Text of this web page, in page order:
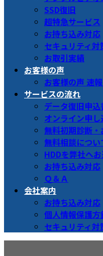
SSD復旧
超特急サービス
お持ち込み対応
セキュリティ対
お取引実績
お客様の声
お客様の声 速
サービスの流れ
データ復旧申込
オンライン申し
無料初期診断
無料相談につい
HDDを弊社へ
お持ち込み対応
Ｑ＆Ａ
会社案内
お持ち込み対応
個人情報保護方
セキュリティ対